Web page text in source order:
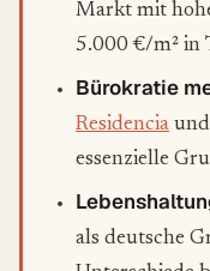
Markt mit
5.000 €/m² in
Bürokratie
Residencia und
essenzielle
als deutsche